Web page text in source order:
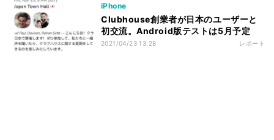
iPhone
Clubhouse創業者が日本のユーザーと
初交流。Android版テストは5月予定
2021/04/23 13:28 レポート